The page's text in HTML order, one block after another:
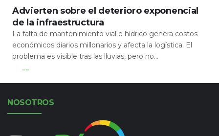
Advierten sobre el deterioro exponencial
de la infraestructura
La falta de mantenimiento vial e hídrico genera costos
económicos diarios millonarios y afecta la logística. El
problema es visible tras las lluvias, pero no...
Leer Más
NOSOTROS